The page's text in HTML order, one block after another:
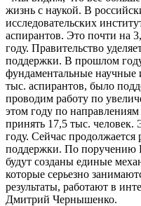
жизнь с наукой. В
исследовательских
аспирантов. Это почти на
году. Правительство
поддержки. В прошлом
фундаментальные научные
тыс. аспирантов, было
проводим работу по
этом году по
принять 17,5 тыс. человек.
году. Сейчас продолжается
поддержки. По поручению
будут созданы единые
которые серьезно
результаты, работают в
Дмитрий Чернышенко.